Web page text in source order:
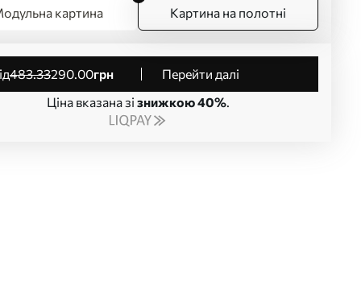
картина Картина на полотні
від483.33290.00грн
Перейти далі
Ціна вказана зі знижкою 40%.